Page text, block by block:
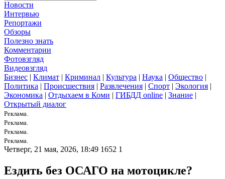
Новости
Интервью
Репортажи
Обзоры
Полезно знать
Комментарии
Фотовзгляд
Видеовзгляд
Бизнес | Климат | Криминал | Культура | Наука | Общество |
Политика | Происшествия | Развлечения | Спорт | Экология |
Экономика | Отдыхаем в Коми | ГИБДД online | Знание |
Открытый диалог
Реклама.
Реклама.
Реклама.
Реклама.
Четверг, 21 мая, 2026, 18:49 1652 1
Ездить без ОСАГО на мотоцикле?